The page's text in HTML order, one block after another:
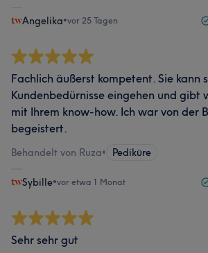
Angelika•vor 25 Tagen
Fachlich äußerst kompetent. Sie kann
Kundenbedürnisse eingehen und gibt
mit Ihrem know-how. Ich war von der
begeistert.
Behandelt von Ruza• Pediküre
Sybille•vor etwa 1 Monat
Sehr sehr gut